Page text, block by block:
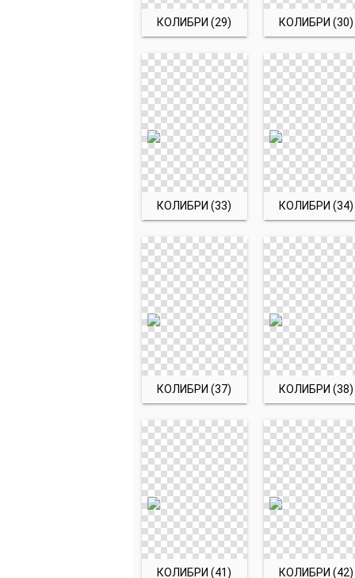
КОЛИБРИ (29) КОЛИБРИ (30)
КОЛИБРИ (33) КОЛИБРИ (34)
КОЛИБРИ (37) КОЛИБРИ (38)
КОЛИБРИ (41) КОЛИБРИ (42)